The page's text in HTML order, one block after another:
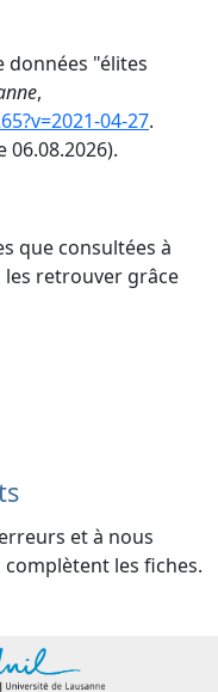
données "élites
,
04-27.
06.08.2026).
que consultées à
les retrouver grâce
et à nous
les fiches.